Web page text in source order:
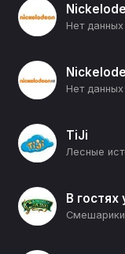
Нет данных
Нет данных
TiJi
В гостях